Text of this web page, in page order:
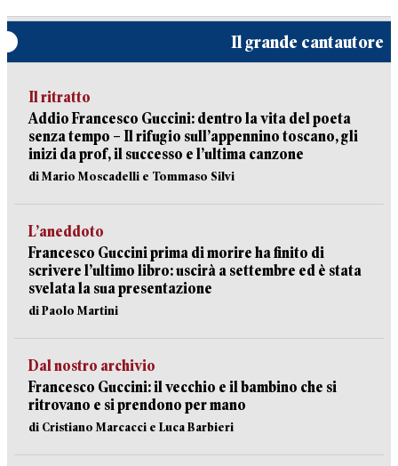
Il grande cantautore
Il ritratto
Addio Francesco Guccini: dentro la vita del poeta
senza tempo – Il rifugio sull’appennino toscano, gli
inizi da prof, il successo e l’ultima canzone
di Mario Moscadelli e Tommaso Silvi
L’aneddoto
Francesco Guccini prima di morire ha finito di
scrivere l’ultimo libro: uscirà a settembre ed è stata
svelata la sua presentazione
di Paolo Martini
Dal nostro archivio
Francesco Guccini: il vecchio e il bambino che si
ritrovano e si prendono per mano
di Cristiano Marcacci e Luca Barbieri